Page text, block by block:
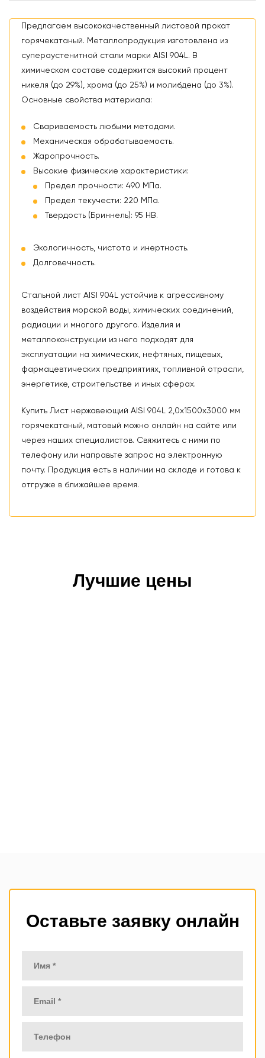
Предлагаем высококачественный листовой прокат
горячекатаный. Металлопродукция изготовлена из
супераустенитной стали марки AISI 904L. В
химическом составе содержится высокий процент
никеля (до 29%), хрома (до 25%) и молибдена (до 3%).
Основные свойства материала:
Свариваемость любыми методами.
Механическая обрабатываемость.
Жаропрочность.
Высокие физические характеристики:
Предел прочности: 490 МПа.
Предел текучести: 220 МПа.
Твердость (Бриннель): 95 HB.
Экологичность, чистота и инертность.
Долговечность.
Стальной лист AISI 904L устойчив к агрессивному
воздействия морской воды, химических соединений,
радиации и многого другого. Изделия и
металлоконструкции из него подходят для
эксплуатации на химических, нефтяных, пищевых,
фармацевтических предприятиях, топливной отрасли,
энергетике, строительстве и иных сферах.
Купить Лист нержавеющий AISI 904L 2,0х1500х3000 мм
горячекатаный, матовый можно онлайн на сайте или
через наших специалистов. Свяжитесь с ними по
телефону или направьте запрос на электронную
почту. Продукция есть в наличии на складе и готова к
отгрузке в ближайшее время.
Лучшие цены
Оставьте заявку онлайн